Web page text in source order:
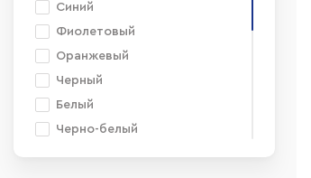
Синий
Фиолетовый
Оранжевый
Черный
Белый
Черно-белый